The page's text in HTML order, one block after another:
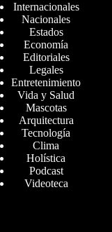
Internacionales
Nacionales
Estados
Economía
Editoriales
Legales
Entretenimiento
Vida y Salud
Mascotas
Arquitectura
Tecnología
Clima
Holística
Podcast
Videoteca